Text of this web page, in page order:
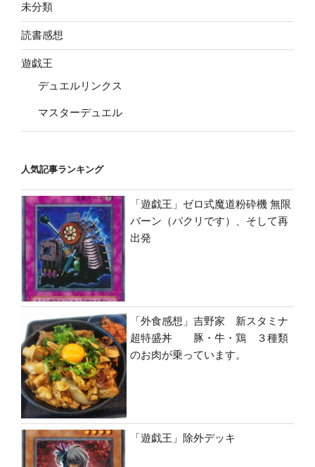
未分類
読書感想
遊戯王
デュエルリンクス
マスターデュエル
人気記事ランキング
「遊戯王」ゼロ式魔道粉砕機 無限
バーン（パクリです）、そして再
出発
「外食感想」吉野家 新スタミナ
超特盛丼 豚・牛・鶏 ３種類
のお肉が乗っています。
「遊戯王」除外デッキ